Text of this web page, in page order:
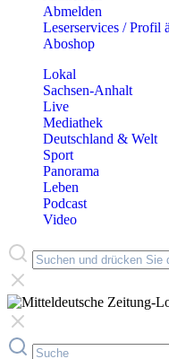
Abmelden
Leserservices / Profil
Aboshop
Lokal
Sachsen-Anhalt
Live
Mediathek
Deutschland & Welt
Sport
Panorama
Leben
Podcast
Video